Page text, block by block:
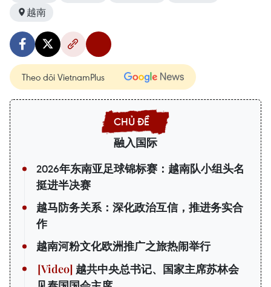
越南
Theo dõi VietnamPlus
融入国际
2026年东南亚足球锦标赛：越南队小组头名
挺进半决赛
越马防务关系：深化政治互信，推进务实合
作
越南河粉文化欧洲推广之旅热闹举行
越共中央总书记、国家主席苏林会